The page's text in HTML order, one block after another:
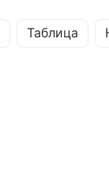
Таблица